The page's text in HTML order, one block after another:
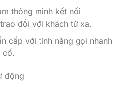
thông minh kết nối
đổi với khách từ xa.
cấp với tính năng gọi nhanh
cố.
động